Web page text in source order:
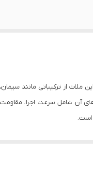
از ترکیباتی مانند
آن شامل سرعت اجرا، مقاومت